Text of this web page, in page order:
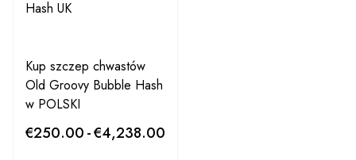
Kup szczep chwastów
Old Groovy Bubble Hash
w POLSKI
€250.00-€4,238.00